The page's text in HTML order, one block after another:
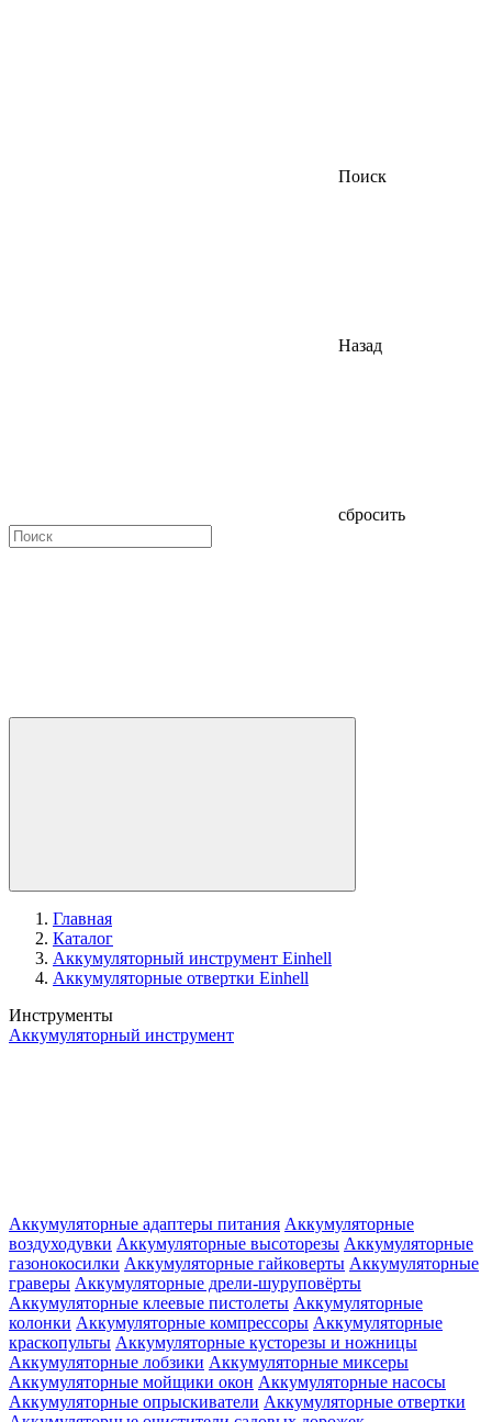
Поиск
Назад
сбросить
Главная
Каталог
Аккумуляторный инструмент Einhell
Аккумуляторные отвертки Einhell
Инструменты
Аккумуляторный инструмент
Аккумуляторные адаптеры питания Аккумуляторные
воздуходувки Аккумуляторные высоторезы Аккумуляторные
газонокосилки Аккумуляторные гайковерты Аккумуляторные
граверы Аккумуляторные дрели-шуруповёрты
Аккумуляторные клеевые пистолеты Аккумуляторные
колонки Аккумуляторные компрессоры Аккумуляторные
краскопульты Аккумуляторные кусторезы и ножницы
Аккумуляторные лобзики Аккумуляторные миксеры
Аккумуляторные мойщики окон Аккумуляторные насосы
Аккумуляторные опрыскиватели Аккумуляторные отвертки